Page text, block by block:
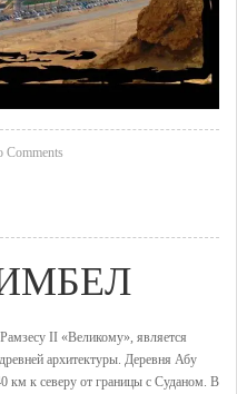
Comments
II «Великому», является
архитектуры. Деревня Абу
км к северу от границы с Суданом. В